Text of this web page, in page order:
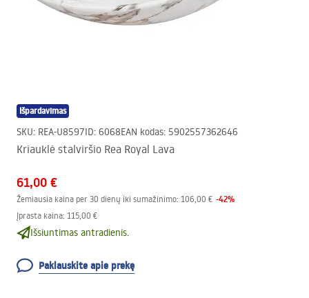
Išpardavimas
SKU: REA-U8597ID: 6068EAN kodas: 5902557362646
Kriauklė stalviršio Rea Royal Lava
61,00 €
Žemiausia kaina per 30 dienų iki sumažinimo: 106,00 € -42%
Įprasta kaina: 115,00 €
Išsiuntimas antradienis.
Paklauskite apie prekę